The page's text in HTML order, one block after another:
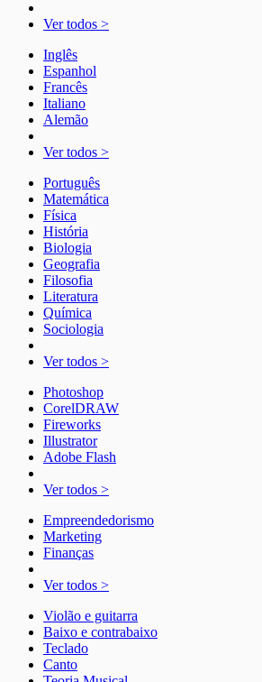
Ver todos >
Inglês
Espanhol
Francês
Italiano
Alemão
Ver todos >
Português
Matemática
Física
História
Biologia
Geografia
Filosofia
Literatura
Química
Sociologia
Ver todos >
Photoshop
CorelDRAW
Fireworks
Illustrator
Adobe Flash
Ver todos >
Empreendedorismo
Marketing
Finanças
Ver todos >
Violão e guitarra
Baixo e contrabaixo
Teclado
Canto